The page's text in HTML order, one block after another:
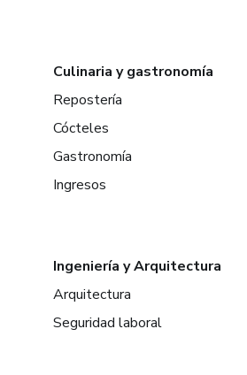
Culinaria y gastronomía
Repostería
Cócteles
Gastronomía
Ingresos
Ingeniería y Arquitectura
Arquitectura
Seguridad laboral